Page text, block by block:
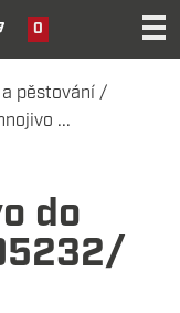
0
pěstování /
...
do